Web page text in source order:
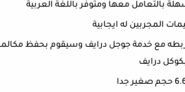
بالتعامل معها ومتوفر باللغة العربية
المجربين له ايجابية
مع خدمة جوجل درايف وسيقوم بحفظ
درايف